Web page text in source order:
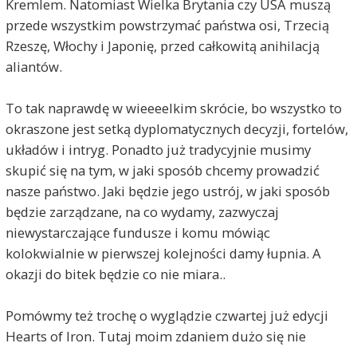
Kremlem. Natomiast Wielka Brytania czy USA muszą
przede wszystkim powstrzymać państwa osi, Trzecią
Rzeszę, Włochy i Japonię, przed całkowitą anihilacją
aliantów.
To tak naprawdę w wieeeelkim skrócie, bo wszystko to
okraszone jest setką dyplomatycznych decyzji, fortelów,
układów i intryg. Ponadto już tradycyjnie musimy
skupić się na tym, w jaki sposób chcemy prowadzić
nasze państwo. Jaki będzie jego ustrój, w jaki sposób
będzie zarządzane, na co wydamy, zazwyczaj
niewystarczające fundusze i komu mówiąc
kolokwialnie w pierwszej kolejności damy łupnia. A
okazji do bitek będzie co nie miara..
Pomówmy też trochę o wyglądzie czwartej już edycji
Hearts of Iron. Tutaj moim zdaniem dużo się nie